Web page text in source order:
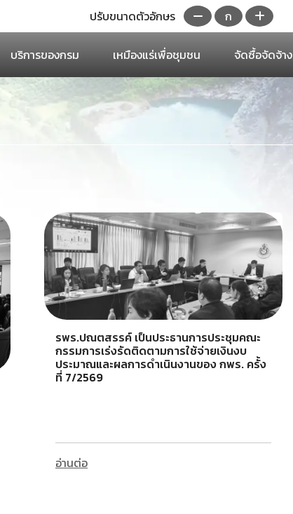
ปรับขนาดตัวอักษร ก
บริการของกรม เหมืองแร่เพื่อชุมชน จัดซื้อจัดจ้าง
รพร.ปณตสรรค์ เป็นประธานการประชุมคณะ
กรรมการเร่งรัดติดตามการใช้จ่ายเงินงบ
ประมาณและผลการดำเนินงานของ กพร. ครั้ง
ที่ 7/2569
อ่านต่อ